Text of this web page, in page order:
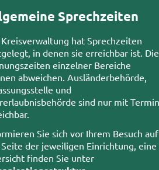
Sprechzeiten
hat Sprechzeiten
in denen sie erreichbar ist. Die
einzelner Bereiche
abweichen. Ausländerbehörde,
und
sind nur mit Termin
Sie sich vor Ihrem Besuch auf
der jeweiligen Einrichtung, eine
finden Sie unter